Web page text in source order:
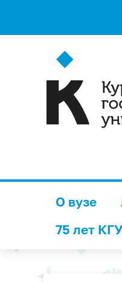
О вузе
75 лет КГУ